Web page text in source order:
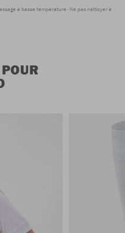
à basse température Ne pas nettoyer à